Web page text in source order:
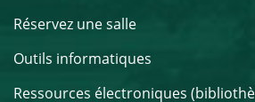
Réservez une salle
Outils informatiques
Ressources électroniques